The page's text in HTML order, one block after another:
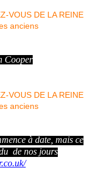
Cooper
à date, mais ce
de nos jours